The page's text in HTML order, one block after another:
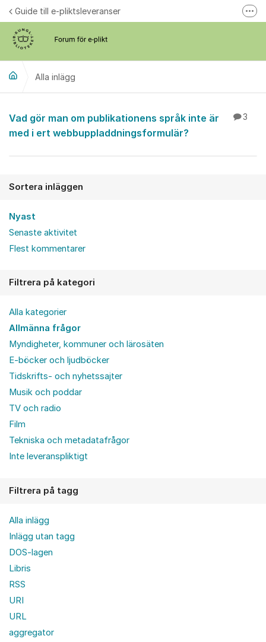
Hoppa till innehåll
Guide till e-pliktsleveranser
Alla inlägg
Alla inlägg
Vad gör man om publikationens språk inte är
med i ert webbuppladdningsformulär?
3
Sortera inläggen
Nyast
Senaste aktivitet
Flest kommentarer
Filtrera på kategori
Alla kategorier
Allmänna frågor
Myndigheter, kommuner och lärosäten
E-böcker och ljudböcker
Tidskrifts- och nyhetssajter
Musik och poddar
TV och radio
Film
Tekniska och metadatafrågor
Inte leveranspliktigt
Filtrera på tagg
Alla inlägg
Inlägg utan tagg
DOS-lagen
Libris
RSS
URI
URL
aggregator